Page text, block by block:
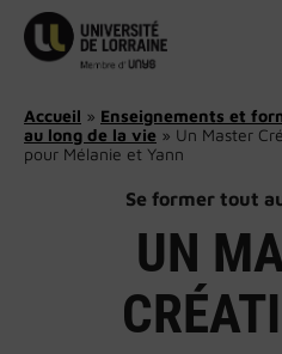
Aller
contenu
Accueil » Enseignements et
au long de la vie » Un Master
pour Mélanie et Yann
Se former tout
UN